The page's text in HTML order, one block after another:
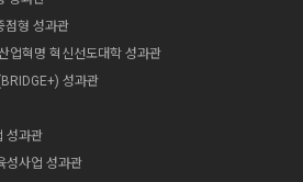
시형 대표)
육의 방향 및 제언
책임, 한지형 대표, 이현종 대표)
하기
점형 성과관
업혁명 혁신선도대학 성과관
성과관
성과관
성사업 성과관